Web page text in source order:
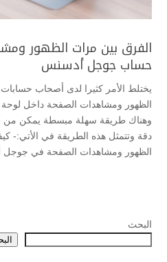
الفرق بين مرات الظهور
حساب جوجل أدسنس
يختلط الأمر كثيرا لدى أصحاب
الظهور ومشاهدات الصفحة داخل
وهناك طريقة سهلة مبسطة يمكن من
دقة وتتمثل هذه الطريقة في الأتي:-
الظهور ومشاهدات الصفحة في جوجل
البحث